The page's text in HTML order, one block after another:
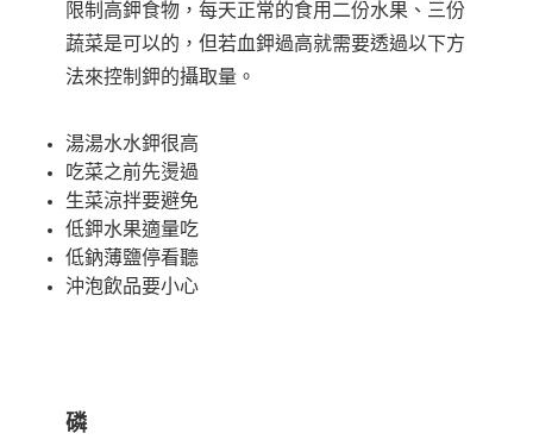
限制高鉀食物，每天正常的食用二份水果、三份
蔬菜是可以的，但若血鉀過高就需要透過以下方
法來控制鉀的攝取量。
湯湯水水鉀很高
吃菜之前先燙過
生菜涼拌要避免
低鉀水果適量吃
低鈉薄鹽停看聽
沖泡飲品要小心
磷